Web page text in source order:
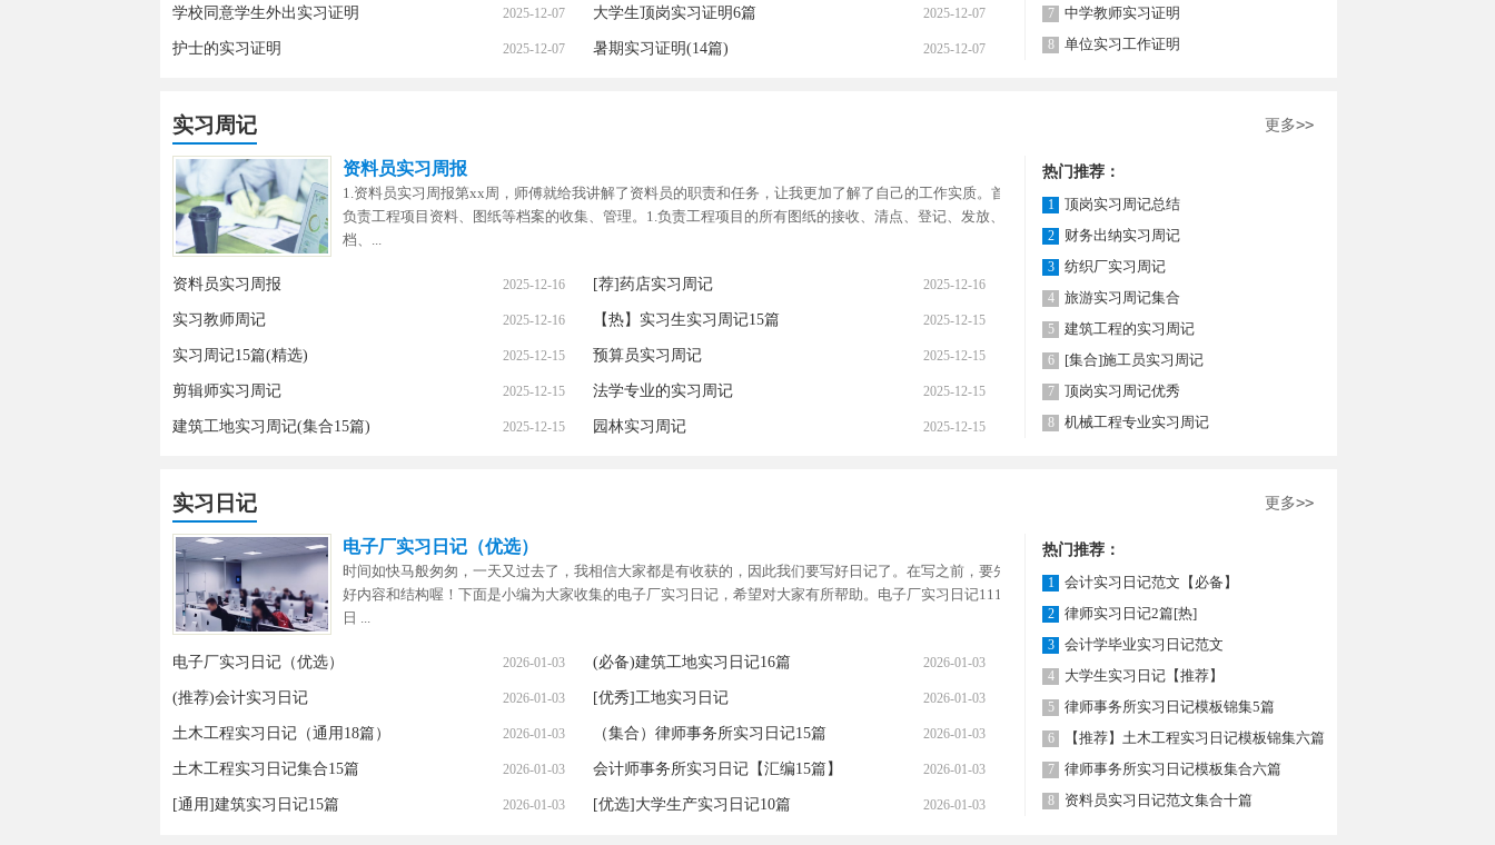
2025-12-07
学校同意学生外出实习证明 2025-12-07
大学生顶岗实习证明6篇
2025-12-07
护士的实习证明 2025-12-07
暑期实习证明(14篇)
7 中学教师实习证明
8 单位实习工作证明
实习周记 更多>>
资料员实习周报
1.资料员实习周报第xx周，师傅就给我讲解了资料员的职责和任务，让我更加了解了自己的工作实质。首先要
负责工程项目资料、图纸等档案的收集、管理。1.负责工程项目的所有图纸的接收、清点、登记、发放、归
档、...
2025-12-16
资料员实习周报 2025-12-16
[荐]药店实习周记
2025-12-16
实习教师周记 2025-12-15
【热】实习生实习周记15篇
2025-12-15
实习周记15篇(精选) 2025-12-15
预算员实习周记
2025-12-15
剪辑师实习周记 2025-12-15
法学专业的实习周记
2025-12-15
建筑工地实习周记(集合15篇) 2025-12-15
园林实习周记
热门推荐：
1 顶岗实习周记总结
2 财务出纳实习周记
3 纺织厂实习周记
4 旅游实习周记集合
5 建筑工程的实习周记
6 [集合]施工员实习周记
7 顶岗实习周记优秀
8 机械工程专业实习周记
实习日记 更多>>
电子厂实习日记（优选）
时间如快马般匆匆，一天又过去了，我相信大家都是有收获的，因此我们要写好日记了。在写之前，要先考虑
好内容和结构喔！下面是小编为大家收集的电子厂实习日记，希望对大家有所帮助。电子厂实习日记111月19
日 ...
2026-01-03
电子厂实习日记（优选） 2026-01-03
(必备)建筑工地实习日记16篇
2026-01-03
(推荐)会计实习日记 2026-01-03
[优秀]工地实习日记
2026-01-03
土木工程实习日记（通用18篇） 2026-01-03
（集合）律师事务所实习日记15篇
2026-01-03
土木工程实习日记集合15篇 2026-01-03
会计师事务所实习日记【汇编15篇】
2026-01-03
[通用]建筑实习日记15篇 2026-01-03
[优选]大学生产实习日记10篇
热门推荐：
1 会计实习日记范文【必备】
2 律师实习日记2篇[热]
3 会计学毕业实习日记范文
4 大学生实习日记【推荐】
5 律师事务所实习日记模板锦集5篇
6 【推荐】土木工程实习日记模板锦集六篇
7 律师事务所实习日记模板集合六篇
8 资料员实习日记范文集合十篇